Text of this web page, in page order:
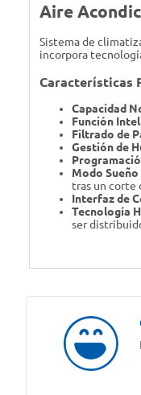
Aire
Sistema de
incorpora
Características
Capacidad
Función
Filtrado de
Gestión de
Modo
tras un corte
Interfaz de
Tecnología
ser